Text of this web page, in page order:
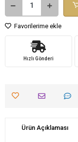
Favorilerime ekle
Hızlı Gönderi
Ürün Açıklaması